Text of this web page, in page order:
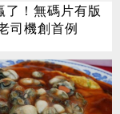
了！無碼片有版
司機創首例